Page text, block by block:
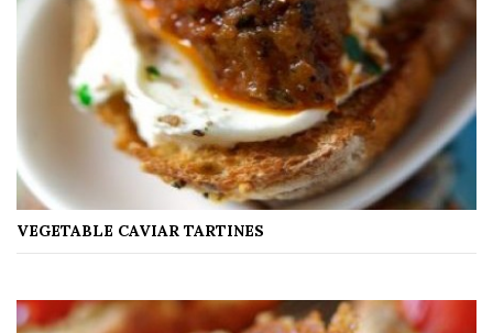
VEGETABLE CAVIAR TARTINES